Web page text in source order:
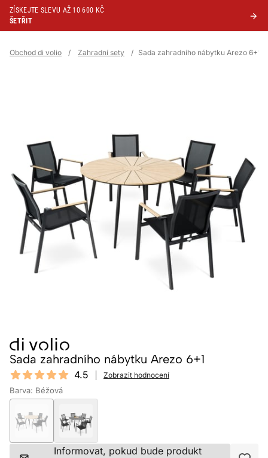
ZÍSKEJTE SLEVU AŽ 10 600 KČ
ŠETŘIT
Obchod di volio / Zahradní sety / Sada zahradního nábytku Arezo 6+1
Sada zahradního nábytku Arezo 6+1
Reviews
4.5 out of 5 stars 4.5 Zobrazit hodnocení
Barva: Béžová
Informovat, pokud bude produkt